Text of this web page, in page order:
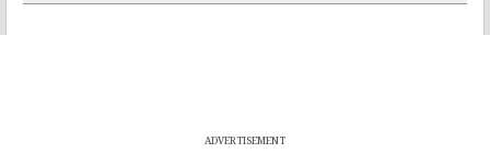
ADVERTISEMENT